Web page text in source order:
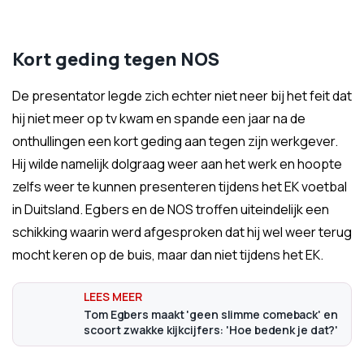
Kort geding tegen NOS
De presentator legde zich echter niet neer bij het feit dat
hij niet meer op tv kwam en spande een jaar na de
onthullingen een kort geding aan tegen zijn werkgever.
Hij wilde namelijk dolgraag weer aan het werk en hoopte
zelfs weer te kunnen presenteren tijdens het EK voetbal
in Duitsland. Egbers en de NOS troffen uiteindelijk een
schikking waarin werd afgesproken dat hij wel weer terug
mocht keren op de buis, maar dan niet tijdens het EK.
Tom Egbers maakt 'geen slimme comeback' en
scoort zwakke kijkcijfers: 'Hoe bedenk je dat?'